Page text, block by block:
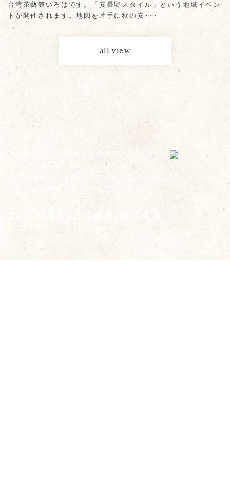
台湾茶藝館いろはです。「安曇野スタイル」という地域イベン
トが開催されます。地図を片手に秋の安･･･
all view
〒399-8304 長野県安曇野市穂高柏原986-3
open 10:00~17:00
close 水曜日（製茶シーズン・不定休あり）
050-3044-0343